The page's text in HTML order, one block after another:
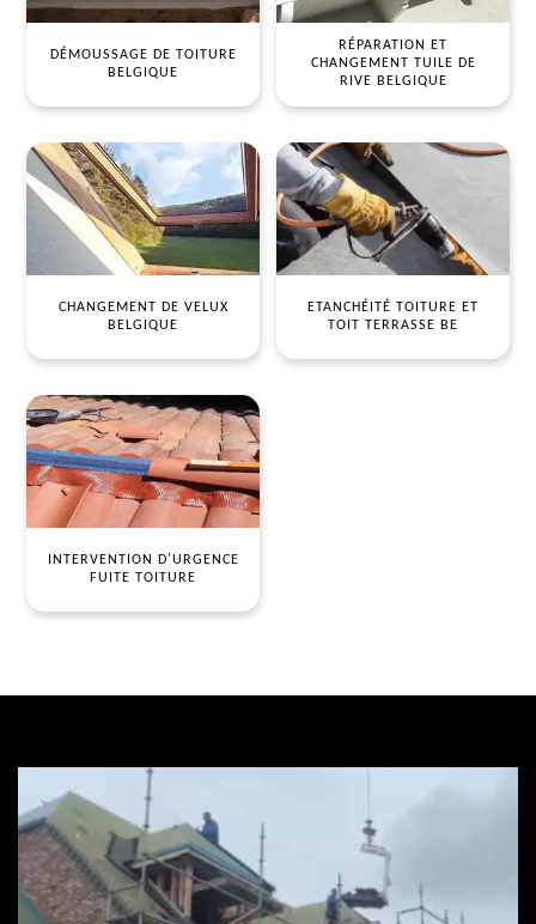
DÉMOUSSAGE DE TOITURE
BELGIQUE
RÉPARATION ET
CHANGEMENT TUILE DE
RIVE BELGIQUE
CHANGEMENT DE VELUX
BELGIQUE
ETANCHÉITÉ TOITURE ET
TOIT TERRASSE BE
INTERVENTION D'URGENCE
FUITE TOITURE